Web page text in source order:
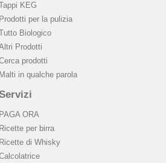
KEG
Prodotti per la pulizia
Biologico
Prodotti
prodotti
Malti in qualche parola
PAGA ORA
Ricette per birra
Ricette di Whisky